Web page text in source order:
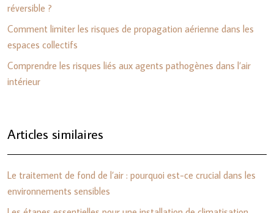
réversible ?
Comment limiter les risques de propagation aérienne dans les
espaces collectifs
Comprendre les risques liés aux agents pathogènes dans l’air
intérieur
Articles similaires
Le traitement de fond de l’air : pourquoi est-ce crucial dans les
environnements sensibles